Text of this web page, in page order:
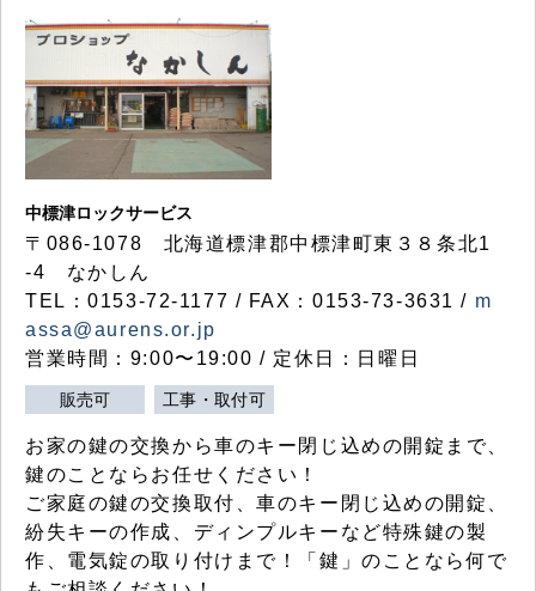
中標津ロックサービス
〒086-1078 北海道標津郡中標津町東３８条北1
-4 なかしん
TEL：0153-72-1177 / FAX：0153-73-3631 / m
assa@aurens.or.jp
営業時間：9:00〜19:00 / 定休日：日曜日
販売可 工事・取付可
お家の鍵の交換から車のキー閉じ込めの開錠まで、
鍵のことならお任せください！
ご家庭の鍵の交換取付、車のキー閉じ込めの開錠、
紛失キーの作成、ディンプルキーなど特殊鍵の製
作、電気錠の取り付けまで！「鍵」のことなら何で